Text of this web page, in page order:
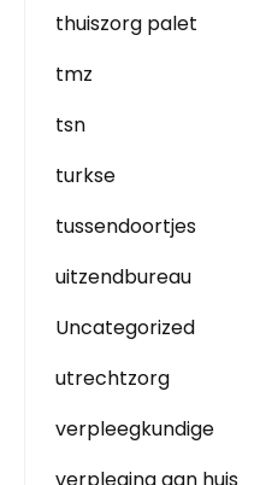
thuiszorg palet
tmz
tsn
turkse
tussendoortjes
uitzendbureau
Uncategorized
utrechtzorg
verpleegkundige